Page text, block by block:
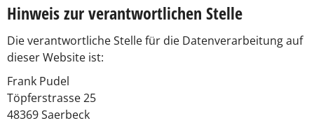
Hinweis zur verantwortlichen Stelle
Die verantwortliche Stelle für die Datenverarbeitung auf
dieser Website ist:
Frank Pudel
Töpferstrasse 25
48369 Saerbeck